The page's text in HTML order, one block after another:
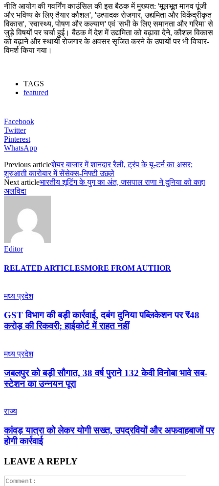
नीति आयोग की गवर्निंग काउंसिल की इस बैठक में मुख्यत: 'मूलभूत मानव पूंजी
और भविष्य के लिए तैयार कौशल', 'उत्पादक रोजगार, उद्यमिता और विकेंद्रीकृत
विकास', 'स्वास्थ्य, पोषण और कल्याण' एवं 'सभी के लिए समानता और गरिमा' से
जुड़े विषयों पर चर्चा हुई। बैठक में देश में उद्यमिता को बढ़ावा देने, कौशल विकास
को बढ़ाने और स्थायी रोजगार के अवसर सृजित करने के उपायों पर भी विचार-
विमर्श किया गया।
TAGS
featured
Facebook
Twitter
Pinterest
WhatsApp
Previous articleशेयर बाजार में शानदार रैली, ट्रंप के यू-टर्न का असर;
शुरुआती कारोबार में सेंसेक्स-निफ्टी उछले
Next articleभारतीय शूटिंग के युग का अंत, जसपाल राणा ने दुनिया को कहा
अलविदा
Editor
RELATED ARTICLESMORE FROM AUTHOR
मध्य प्रदेश
GST विभाग की बड़ी कार्रवाई, दबंग दुनिया पब्लिकेशन पर ₹48
करोड़ की रिकवरी; हाईकोर्ट में राहत नहीं
मध्य प्रदेश
जबलपुर को बड़ी सौगात, 38 वर्ष पुराने 132 केवी विनोबा भावे सब-
स्टेशन का उन्नयन पूरा
राज्य
कांवड़ यात्रा को लेकर योगी सख्त, उपद्रवियों और अफवाहबाजों पर
होगी कार्रवाई
LEAVE A REPLY